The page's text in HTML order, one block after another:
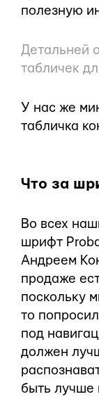
полезную
Детальней
табличек
У нас же
табличка
Что за
Во всех
шрифт
Андреем
продаже
поскольку
то
под
должен
быть лучше